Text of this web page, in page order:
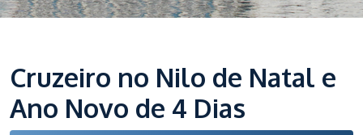
Cruzeiro no Nilo de Natal e
Ano Novo de 4 Dias